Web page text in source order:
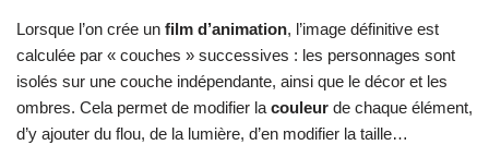
Lorsque l’on crée un film d’animation, l’image définitive est
calculée par « couches » successives : les personnages sont
isolés sur une couche indépendante, ainsi que le décor et les
ombres. Cela permet de modifier la couleur de chaque élément,
d’y ajouter du flou, de la lumière, d’en modifier la taille…